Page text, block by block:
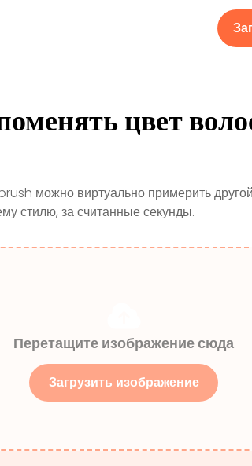
цвет
можно виртуально примерить
стилю, за считанные секунды.
Перетащите изображение сюда
Загрузить изображение